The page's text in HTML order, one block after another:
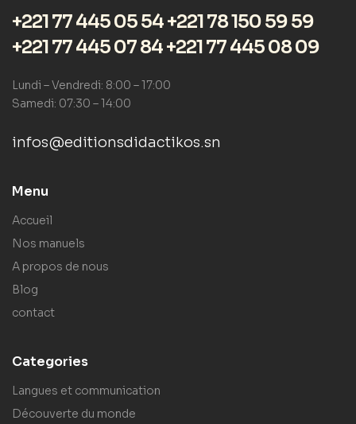
+221 77 445 05 54 +221 78 150 59 59
+221 77 445 07 84 +221 77 445 08 09
Lundi – Vendredi: 8:00 – 17:00
Samedi: 07:30 – 14:00
infos@editionsdidactikos.sn
Menu
Accueil
Nos manuels
A propos de nous
Blog
contact
Categories
Langues et communication
Découverte du monde